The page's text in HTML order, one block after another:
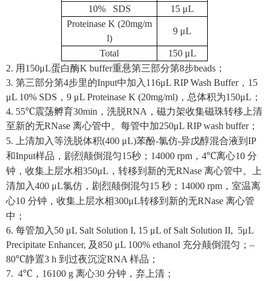
10% SDS
15 μL
Proteinase K (20mg/m
l)
9 μL
Total
150 μL
2. 用 150μL蛋白酶K buffer重悬第三部分第8步beads ；
3. 第三部分第4步里的Input中加入116μL RIP Wash Buffer， 15
μL 10% SDS ， 9 μL Proteinase K (20mg/ml) ，总体积为150μL ；
4. 55℃震荡孵育30min ，洗脱RNA ，磁力架收集磁珠转移上清
至新的无RNase 离心管中。每管中加250μL RIP wash buffer；
5. 上清加入等洗脱体积(400 μL)苯酚-氯仿-异戊醇混合液到 IP
和Input样品，剧烈颠倒混匀15秒； 14000 rpm ， 4℃离心10 分
钟，收集上层水相350μL ，转移到新的无RNase 离心管中。上
清加入400 μL氯仿，剧烈颠倒混匀15 秒； 14000 rpm ，室温离
心10 分钟，收集上层水相300μL转移到新的无RNase 离心管
中；
6. 每管加入50 μL Salt Solution I, 15 μL of Salt Solution II, 5μL
Precipitate Enhancer, 及850 μL 100% ethanol 充分颠倒混匀； –
80℃静置3 h 到过夜沉淀RNA样品；
7. 4℃ ， 16100 g 离心30 分钟，弃上清；